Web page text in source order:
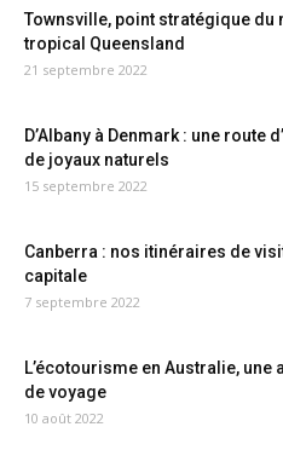
Townsville, point stratégique du
tropical Queensland
21 septembre 2022
D’Albany à Denmark : une route
de joyaux naturels
15 septembre 2022
Canberra : nos itinéraires de
capitale
7 septembre 2022
L’écotourisme en Australie, une
de voyage
10 août 2022